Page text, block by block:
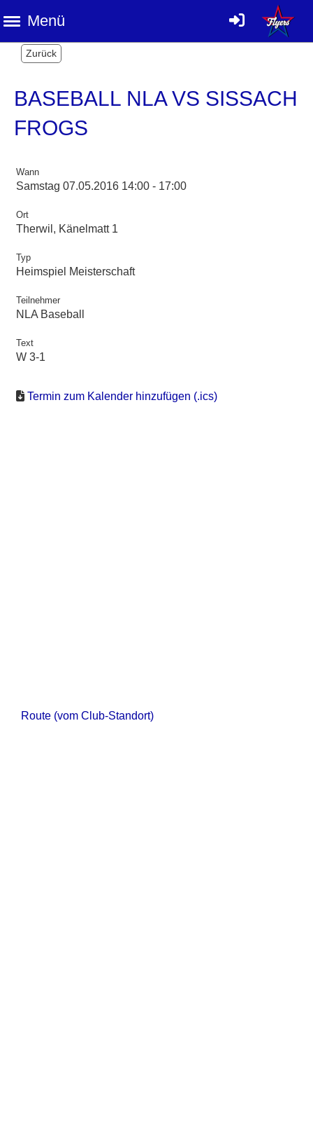
Menü
Zurück
BASEBALL NLA VS SISSACH
FROGS
Wann
Samstag 07.05.2016 14:00 - 17:00
Ort
Therwil, Känelmatt 1
Typ
Heimspiel Meisterschaft
Teilnehmer
NLA Baseball
Text
W 3-1
Termin zum Kalender hinzufügen (.ics)
Route (vom Club-Standort)